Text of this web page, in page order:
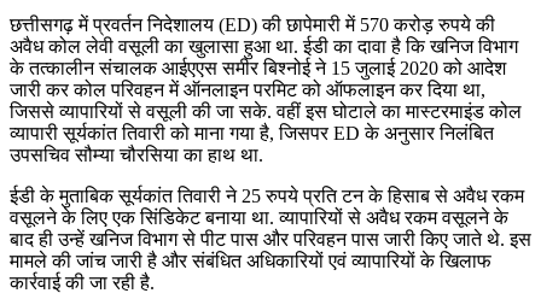
छत्तीसगढ़ में प्रवर्तन निदेशालय (ED) की छापेमारी में 570 करोड़ रुपये की
अवैध कोल लेवी वसूली का खुलासा हुआ था. ईडी का दावा है कि खनिज विभाग
के तत्कालीन संचालक आईएएस समीर बिश्नोई ने 15 जुलाई 2020 को आदेश
जारी कर कोल परिवहन में ऑनलाइन परमिट को ऑफलाइन कर दिया था,
जिससे व्यापारियों से वसूली की जा सके. वहीं इस घोटाले का मास्टरमाइंड कोल
व्यापारी सूर्यकांत तिवारी को माना गया है, जिसपर ED के अनुसार निलंबित
उपसचिव सौम्या चौरसिया का हाथ था.
ईडी के मुताबिक सूर्यकांत तिवारी ने 25 रुपये प्रति टन के हिसाब से अवैध रकम
वसूलने के लिए एक सिंडिकेट बनाया था. व्यापारियों से अवैध रकम वसूलने के
बाद ही उन्हें खनिज विभाग से पीट पास और परिवहन पास जारी किए जाते थे. इस
मामले की जांच जारी है और संबंधित अधिकारियों एवं व्यापारियों के खिलाफ
कार्रवाई की जा रही है.